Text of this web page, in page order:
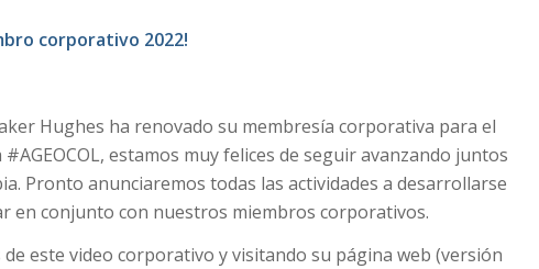
corporativo 2022!
Hughes ha renovado su membresía corporativa para el
estamos muy felices de seguir avanzando juntos
Pronto anunciaremos todas las actividades a desarrollarse
en conjunto con nuestros miembros corporativos.
este video corporativo y visitando su página web (versión